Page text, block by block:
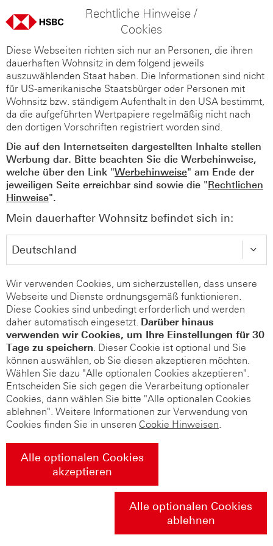
Rechtliche Hinweise /
Cookies
Diese Webseiten richten sich nur an Personen, die ihren
dauerhaften Wohnsitz in dem folgend jeweils
auszuwählenden Staat haben. Die Informationen sind nicht
für US-amerikanische Staatsbürger oder Personen mit
Wohnsitz bzw. ständigem Aufenthalt in den USA bestimmt,
da die aufgeführten Wertpapiere regelmäßig nicht nach
den dortigen Vorschriften registriert worden sind.
Die auf den Internetseiten dargestellten Inhalte stellen
Werbung dar. Bitte beachten Sie die Werbehinweise,
welche über den Link "Werbehinweise" am Ende der
jeweiligen Seite erreichbar sind sowie die "Rechtlichen
Hinweise".
Mein dauerhafter Wohnsitz befindet sich in:
Wir verwenden Cookies, um sicherzustellen, dass unsere
Webseite und Dienste ordnungsgemäß funktionieren.
Diese Cookies sind unbedingt erforderlich und werden
daher automatisch eingesetzt. Darüber hinaus
verwenden wir Cookies, um Ihre Einstellungen für 30
Tage zu speichern. Dieser Cookie ist optional und Sie
können auswählen, ob Sie diesen akzeptieren möchten.
Wählen Sie dazu "Alle optionalen Cookies akzeptieren".
Entscheiden Sie sich gegen die Verarbeitung optionaler
Cookies, dann wählen Sie bitte "Alle optionalen Cookies
ablehnen". Weitere Informationen zur Verwendung von
Cookies finden Sie in unseren Cookie Hinweisen.
Alle optionalen Cookies
akzeptieren
Alle optionalen Cookies
ablehnen